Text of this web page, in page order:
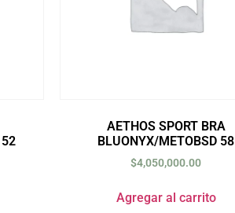
AETHOS SPORT BRA
BLUONYX/METOBSD 58
$4,050,000.00
Agregar al carrito